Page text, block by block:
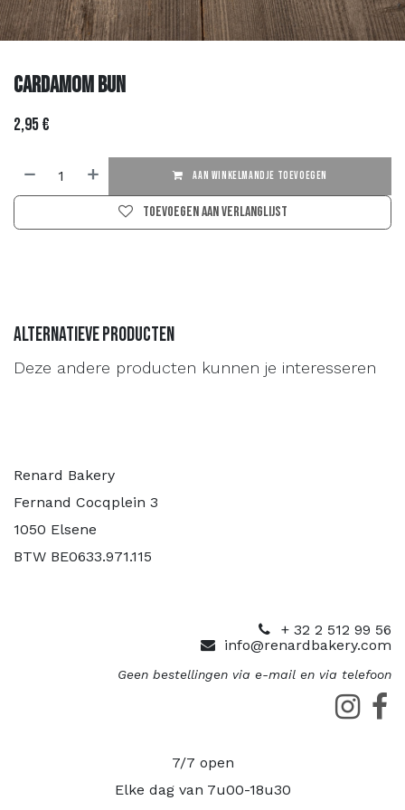
Cardamom Bun
2,95€
AAN WINKELMANDJE TOEVOEGEN
Toevoegen aan verlanglijst
Alternatieve producten
Deze andere producten kunnen je interesseren
Renard Bakery
Fernand Cocqplein 3
1050 Elsene
BTW BE0633.971.115
+ 32 2 512 99 56
info@renardbakery.com
Geen bestellingen via e-mail en via telefoon
7/7 open
Elke dag van 7u00-18u30